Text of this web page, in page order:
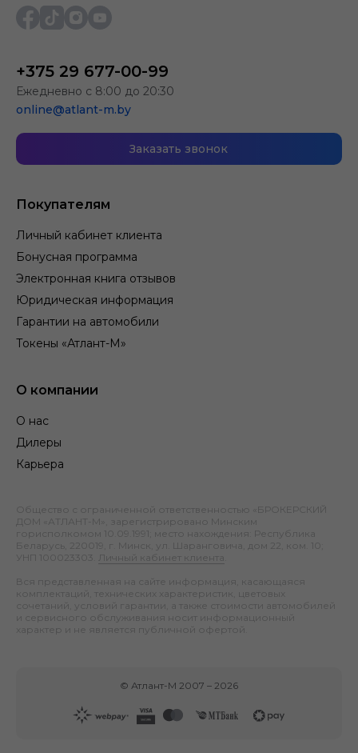
Покупателям
Личный кабинет клиента
Бонусная программа
Электронная книга отзывов
Юридическая информация
Гарантии на автомобили
Токены «Атлант-М»
О компании
О нас
Дилеры
Карьера
+375 29 677-00-99
Ежедневно с 8:00 до 20:30
online@atlant-m.by
Заказать звонок
Общество с ограниченной ответственностью «БРОКЕРСКИЙ
ДОМ «АТЛАНТ-М», зарегистрировано Минским
горисполкомом 10.09.1991; место нахождения: Республика
Беларусь, 220019, г. Минск, ул. Шаранговича, дом 22, ком. 10;
УНП 100023303.
Личный кабинет клиента
Вся представленная на сайте информация, касающаяся
комплектаций, технических характеристик, цветовых
сочетаний, условий гарантии, а также стоимости автомобилей
и сервисного обслуживания носит информационный
характер и не является публичной офертой.
© Атлант-М 2007 – 2026